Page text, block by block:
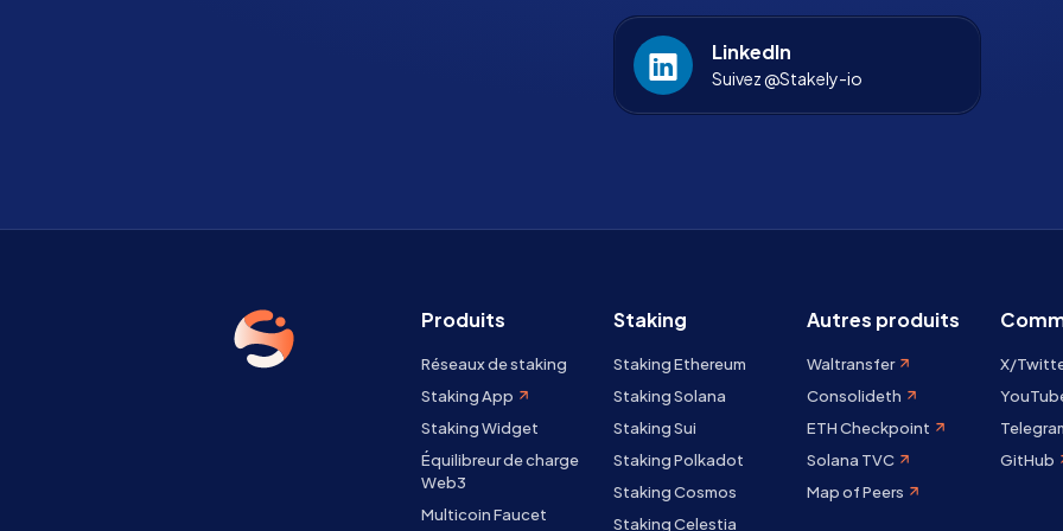
LinkedIn
Suivez @Stakely-io
Produits
Réseaux de staking
Staking App
Staking Widget
Équilibreur de charge
Web3
Multicoin Faucet
Staking
Staking Ethereum
Staking Solana
Staking Sui
Staking Polkadot
Staking Cosmos
Staking Celestia
Autres produits
Waltransfer
Consolideth
ETH Checkpoint
Solana TVC
Map of Peers
X/
GitHub